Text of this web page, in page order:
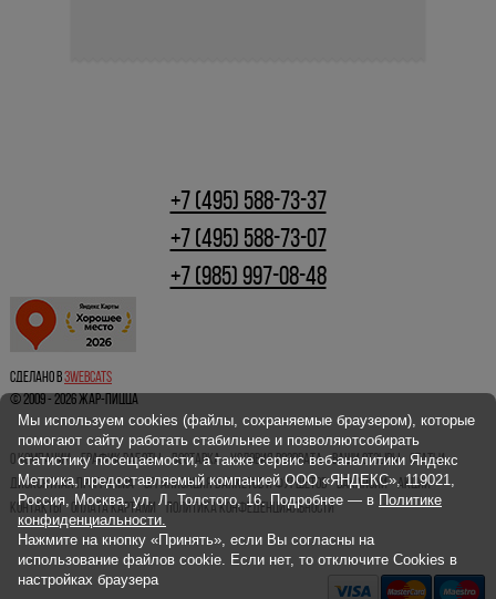
+7 (495) 588-73-37
+7 (495) 588-73-07
+7 (985) 997-08-48
Сделано в3webcats
© 2009 - 2026 ЖАР-ПИЦЦА
О КОМПАНИИ ГРАФИК РАБОТЫ ДОСТАВКА УСЛОВИЯ ВОЗВРАТА ВАШИ ОТЗЫВЫ
СТАТЬИ
ДИСКОНТНАЯ ПРОГРАММА ОРГАНИЗАЦИЯ БАНКЕТОВ И ФУРШЕТОВ ВАКАНСИИ АКЦИИ
КОНТАКТЫ
ОПЛАТА КАРТАМИ ПОЛИТИКА КОНФЕДЕНЦИАЛЬНОСТИ
Мы используем cookies (файлы, сохраняемые браузером), которые
помогают сайту работать стабильнее и позволяютсобирать
статистику посещаемости, а также сервис веб-аналитики Яндекс
Метрика, предоставляемый компанией ООО «ЯНДЕКС», 119021,
Россия, Москва, ул. Л. Толстого, 16. Подробнее — в Политике
конфиденциальности.
Нажмите на кнопку «Принять», если Вы согласны на
использование файлов cookie. Если нет, то отключите Cookies в
настройках браузера